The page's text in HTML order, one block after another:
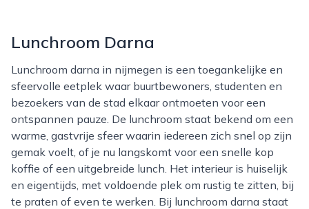
Lunchroom Darna
Lunchroom darna in nijmegen is een toegankelijke en
sfeervolle eetplek waar buurtbewoners, studenten en
bezoekers van de stad elkaar ontmoeten voor een
ontspannen pauze. De lunchroom staat bekend om een
warme, gastvrije sfeer waarin iedereen zich snel op zijn
gemak voelt, of je nu langskomt voor een snelle kop
koffie of een uitgebreide lunch. Het interieur is huiselijk
en eigentijds, met voldoende plek om rustig te zitten, bij
te praten of even te werken. Bij lunchroom darna staat